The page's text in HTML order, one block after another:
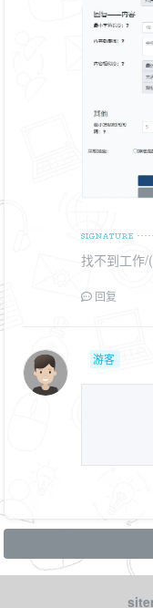
找不到工作/
回复
游客